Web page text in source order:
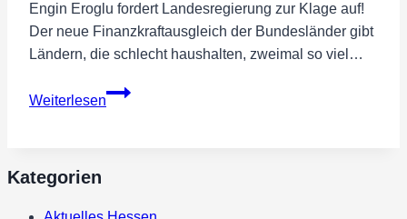
Engin Eroglu fordert Landesregierung zur Klage auf!
Der neue Finanzkraftausgleich der Bundesländer gibt
Ländern, die schlecht haushalten, zweimal so viel…
Weiterlesen
Jetzt
Kategorien